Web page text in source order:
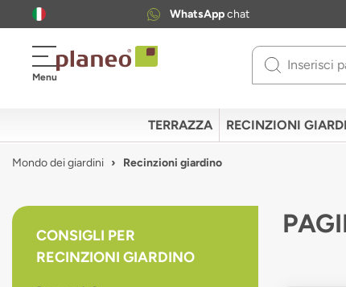
WhatsAppchat
Menu
Use
down
arrows
Press
TERRAZZA RECINZIONI
Mondo dei giardini Recinzioni giardino
CONSIGLI PER
RECINZIONI GIARDINO